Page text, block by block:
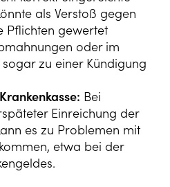
als Verstoß gegen
Pflichten gewertet
oder im
zu einer Kündigung
Bei
Einreichung der
es zu Problemen mit
etwa bei der